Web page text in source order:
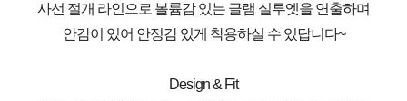
사선 절개 라인으로 볼륨감 있는 글램 실루엣을 연출하며
안감이 있어 안정감 있게 착용하실 수 있답니다~
Design & Fit